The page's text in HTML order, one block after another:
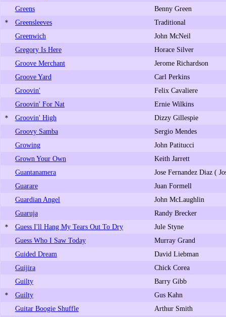
Greens
Benny Green
＊
Greensleeves
Traditional
Greenwich
John McNeil
Gregory Is Here
Horace Silver
Groove Merchant
Jerome Richardson
Groove Yard
Carl Perkins
Groovin'
Felix Cavaliere
Groovin' For Nat
Ernie Wilkins
＊
Groovin' High
Dizzy Gillespie
Groovy Samba
Sergio Mendes
Growing
John Patitucci
Grown Your Own
Keith Jarrett
Guantanamera
Jose Fernandez Diaz (
Guarare
Juan Formell
Guardian Angel
John McLaughlin
Guaruja
Randy Brecker
＊
Guess I'll Hang My Tears Out To Dry
Jule Styne
Guess Who I Saw Today
Murray Grand
Guided Dream
David Liebman
Guijira
Chick Corea
Guilty
Barry Gibb
＊
Guilty
Gus Kahn
Guitar Boogie Shuffle
Arthur Smith